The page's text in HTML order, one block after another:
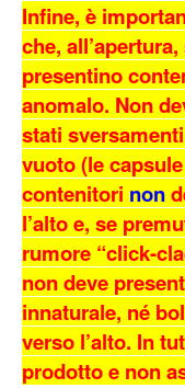
Infine, è
che,
presentino
anomalo. Non
stati
vuoto (le
contenitori non
l’alto e, se
rumore “click-
non deve
innaturale, né
verso l’alto. In
prodotto e non